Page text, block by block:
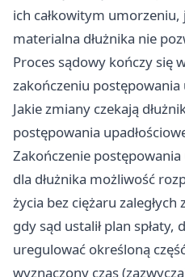
ich całkowitym umorzeniu,
materialna dłużnika nie
Proces sądowy kończy się
zakończeniu postępowania
Jakie zmiany czekają
postępowania
Zakończenie postępowania
dla dłużnika możliwość
życia bez ciężaru
gdy sąd ustalił plan spłaty,
uregulować określoną
wyznaczony czas